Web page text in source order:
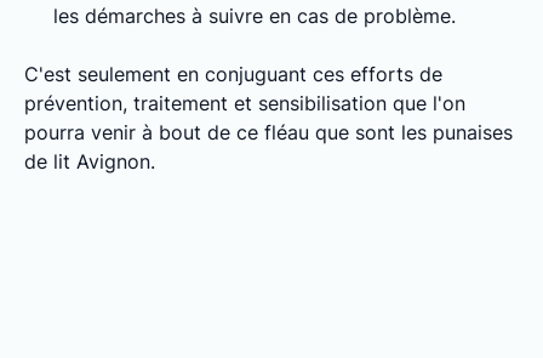
les démarches à suivre en cas de problème.
C'est seulement en conjuguant ces efforts de
prévention, traitement et sensibilisation que l'on
pourra venir à bout de ce fléau que sont les punaises
de lit Avignon.